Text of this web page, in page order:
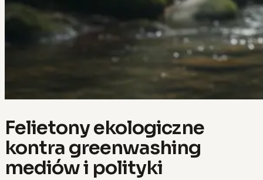
Felietony ekologiczne
kontra greenwashing
mediów i polityki